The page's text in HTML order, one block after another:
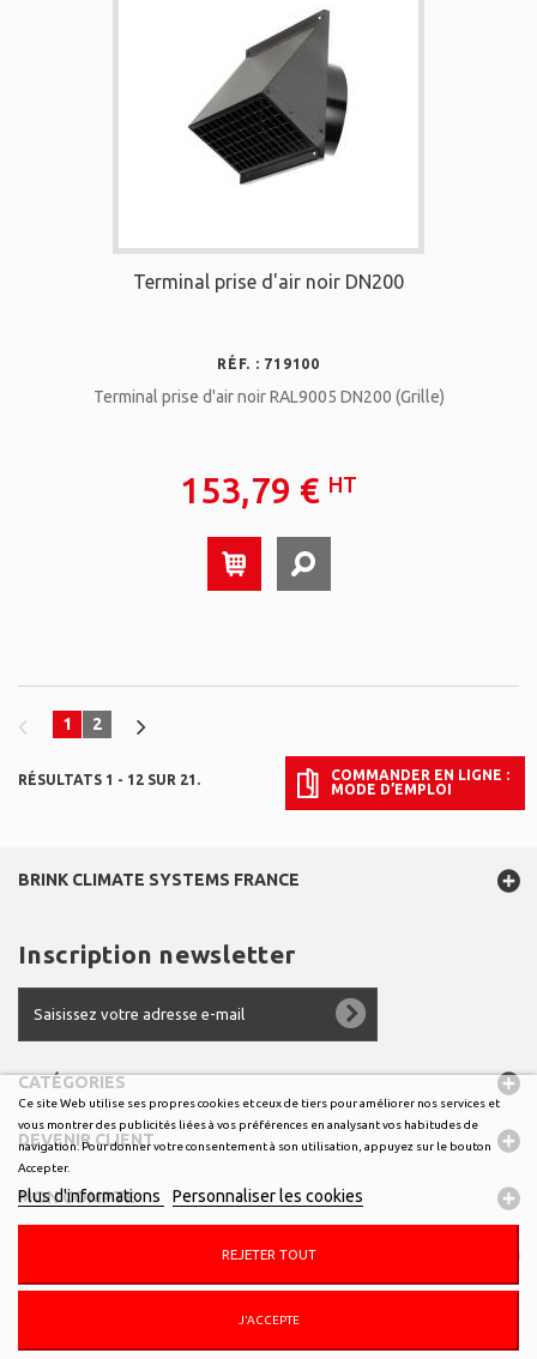
Terminal prise d'air noir DN200
RÉF. : 719100
Terminal prise d'air noir RAL9005 DN200 (Grille)
153,79 € HT
1 2
RÉSULTATS 1 - 12 SUR 21.
BRINK CLIMATE SYSTEMS FRANCE
Inscription newsletter
CATÉGORIES
DEVENIR CLIENT
MON COMPTE
Ce site Web utilise ses propres cookies et ceux de tiers pour améliorer nos services et
vous montrer des publicités liées à vos préférences en analysant vos habitudes de
navigation. Pour donner votre consentement à son utilisation, appuyez sur le bouton
Accepter.
Plus d'informations Personnaliser les cookies
REJETER TOUT
J'ACCEPTE
© 2026 - boutique.brinkclimatesystemsfrance.fr
COMMANDER EN LIGNE :
MODE D’EMPLOI